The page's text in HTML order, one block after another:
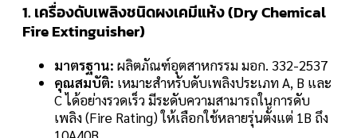
1. เครื่องดับเพลิงชนิดผงเคมีแห้ง (Dry Chemical
Fire Extinguisher)
มาตรฐาน: ผลิตภัณฑ์อุตสาหกรรม มอก. 332-2537
คุณสมบัติ: เหมาะสำหรับดับเพลิงประเภท A, B และ
C ได้อย่างรวดเร็ว มีระดับความสามารถในการดับ
เพลิง (Fire Rating) ให้เลือกใช้หลายรุ่นตั้งแต่ 1B ถึง